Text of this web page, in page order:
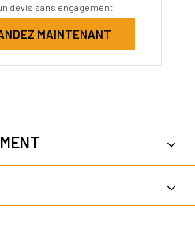
devis sans engagement
MAINTENANT